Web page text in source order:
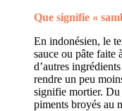
Que signifie «
En indonésien, le
sauce ou pâte faite
d’autres
rendre un peu
signifie mortier. Du
piments broyés au